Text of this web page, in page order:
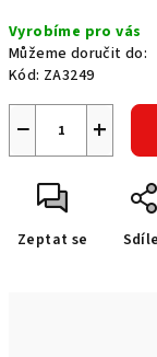
cena:
Vyrobíme pro vás
Můžeme doručit do:
Kód: ZA3249
+
−
Zeptat se